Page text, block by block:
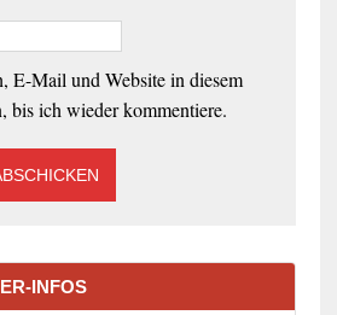
E-Mail und Website in diesem
bis ich wieder kommentiere.
INFOS